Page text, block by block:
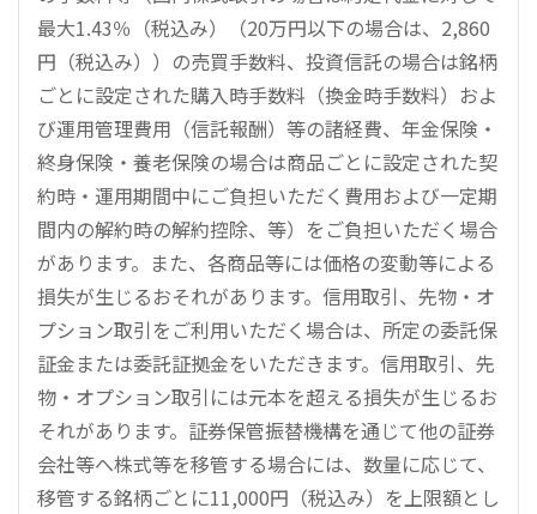
最大1.43％（税込み）（20万円以下の場合は、2,860
円（税込み））の売買手数料、投資信託の場合は銘柄
ごとに設定された購入時手数料（換金時手数料）およ
び運用管理費用（信託報酬）等の諸経費、年金保険・
終身保険・養老保険の場合は商品ごとに設定された契
約時・運用期間中にご負担いただく費用および一定期
間内の解約時の解約控除、等）をご負担いただく場合
があります。また、各商品等には価格の変動等による
損失が生じるおそれがあります。信用取引、先物・オ
プション取引をご利用いただく場合は、所定の委託保
証金または委託証拠金をいただきます。信用取引、先
物・オプション取引には元本を超える損失が生じるお
それがあります。証券保管振替機構を通じて他の証券
会社等へ株式等を移管する場合には、数量に応じて、
移管する銘柄ごとに11,000円（税込み）を上限額とし